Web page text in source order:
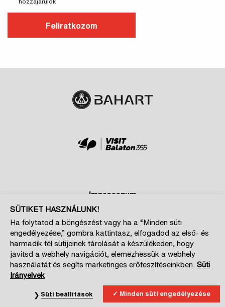
Feliratkozom
Impresszum
Adatkezelési és cookie tájékoztatók
Szponzoroknak
Magazin kiajánló
Cookie beállítások
SÜTIKET HASZNÁLUNK!
Ha folytatod a böngészést vagy ha a “Minden süti
engedélyezése,” gombra kattintasz, elfogadod az első- és
harmadik fél sütijeinek tárolását a készülékeden, hogy
javítsd a webhely navigációt, elemezhessük a webhely
használatát és segíts marketinges erőfeszítéseinkben. Süti
Irányelvek
Minden süti engedélyezése
Süti beállítások